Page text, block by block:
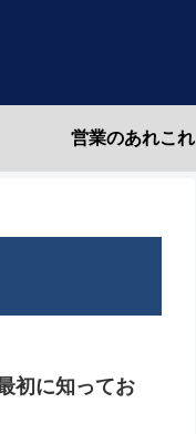
営業のあれこれ
初に知ってお